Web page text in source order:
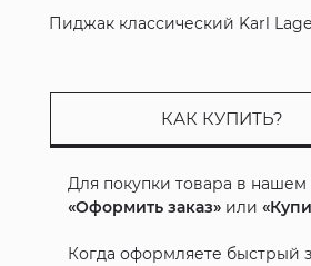
Пиджак классический Karl
КАК КУПИТЬ?
Для покупки товара в
«Оформить заказ» или
Когда оформляете быстрый